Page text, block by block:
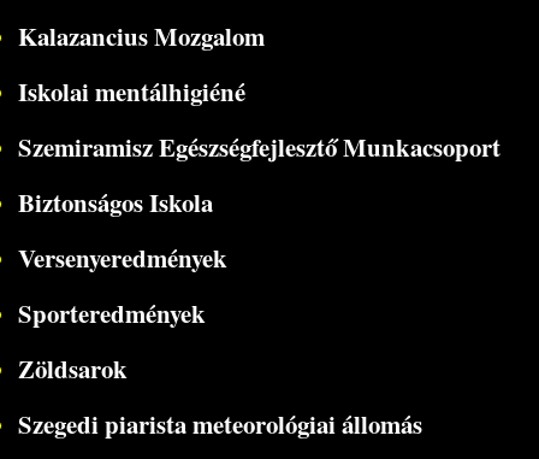
Kalazancius Mozgalom
Iskolai mentálhigiéné
Szemiramisz Egészségfejlesztő Munkacsoport
Biztonságos Iskola
Versenyeredmények
Sporteredmények
Zöldsarok
Szegedi piarista meteorológiai állomás